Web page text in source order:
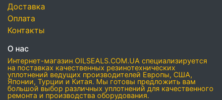
Доставка
Оплата
Контакты
О нас
Интернет-магазин OILSEALS.COM.UA специализируется
на поставках качественных резинотехнических
уплотнений ведущих производителей Европы, США,
Японии, Турции и Китая. Мы готовы предложить вам
большой выбор различных уплотнений для качественного
ремонта и производства оборудования.